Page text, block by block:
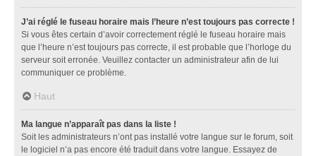
J’ai réglé le fuseau horaire mais l’heure n’est toujours pas correcte !
Si vous êtes certain d’avoir correctement réglé le fuseau horaire mais
que l’heure n’est toujours pas correcte, il est probable que l’horloge du
serveur soit erronée. Veuillez contacter un administrateur afin de lui
communiquer ce problème.
Haut
Ma langue n’apparaît pas dans la liste !
Soit les administrateurs n’ont pas installé votre langue sur le forum, soit
le logiciel n’a pas encore été traduit dans votre langue. Essayez de